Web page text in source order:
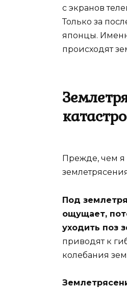
с экранов
Только за
японцы.
происходят
Прежде, чем я
Под
ощущает,
уходить поз
приводят к
колебания